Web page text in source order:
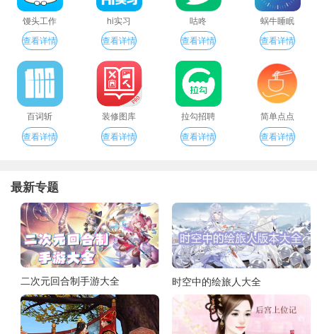
馒头工作
查看详情
hi实习
查看详情
咕咚
查看详情
蜗牛睡眠
查看详情
百词斩
查看详情
装修图库
查看详情
拉勾招聘
查看详情
简单点点
查看详情
最新专题
二次元回合制手游大全 时空中的绘旅人大全